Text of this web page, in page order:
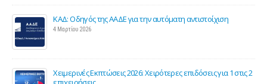
αυτόματη αντιστοίχιση
επιδόσεις για 1 στις 2
Παράταση της υποχρεωτικής
Προς μείωση της προκαταβολής